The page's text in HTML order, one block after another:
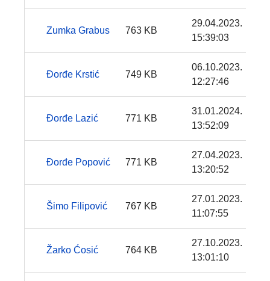
Zumka Grabus 763 KB
29.04.2023.
15:39:03
Đorđe Krstić 749 KB
06.10.2023.
12:27:46
Đorđe Lazić 771 KB
31.01.2024.
13:52:09
Đorđe Popović 771 KB
27.04.2023.
13:20:52
Šimo Filipović 767 KB
27.01.2023.
11:07:55
Žarko Ćosić 764 KB
27.10.2023.
13:01:10